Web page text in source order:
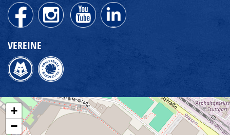
VEREINE
+
−